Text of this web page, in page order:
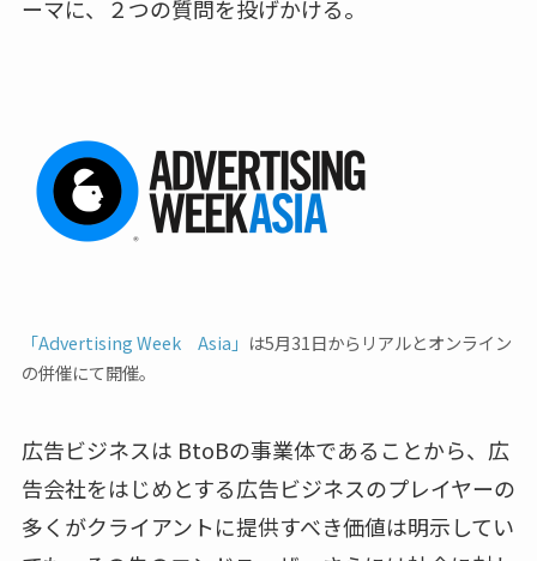
ーマに、２つの質問を投げかける。
「Advertising Week Asia」 は5月31日からリアルとオンライン
の併催にて開催。
広告ビジネスは BtoBの事業体であることから、広
告会社をはじめとする広告ビジネスのプレイヤーの
多くがクライアントに提供すべき価値は明示してい